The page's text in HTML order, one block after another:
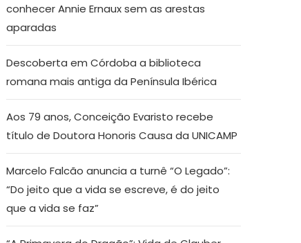
conhecer Annie Ernaux sem as arestas
aparadas
Descoberta em Córdoba a biblioteca
romana mais antiga da Península Ibérica
Aos 79 anos, Conceição Evaristo recebe
título de Doutora Honoris Causa da UNICAMP
Marcelo Falcão anuncia a turnê “O Legado”:
“Do jeito que a vida se escreve, é do jeito
que a vida se faz”